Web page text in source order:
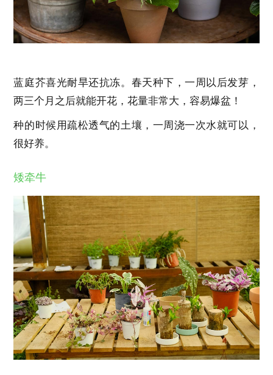
蓝庭芥喜光耐旱还抗冻。春天种下，一周以后发芽，
两三个月之后就能开花，花量非常大，容易爆盆！
种的时候用疏松透气的土壤，一周浇一次水就可以，
很好养。
矮牵牛